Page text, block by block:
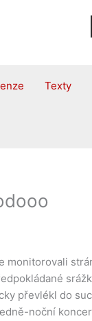
Texty
monitorovali
převlékl do
noční